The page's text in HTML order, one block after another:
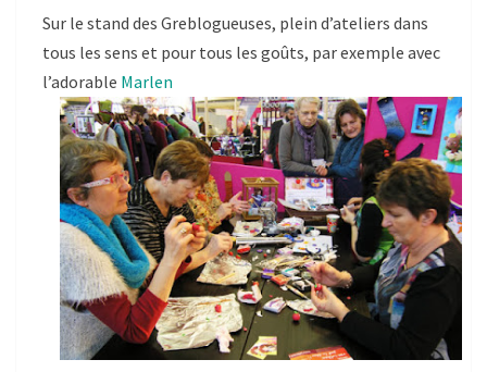
Sur le stand des Greblogueuses, plein d’ateliers dans
tous les sens et pour tous les goûts, par exemple avec
l’adorable Marlen